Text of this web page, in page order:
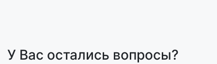
У Вас остались вопросы?